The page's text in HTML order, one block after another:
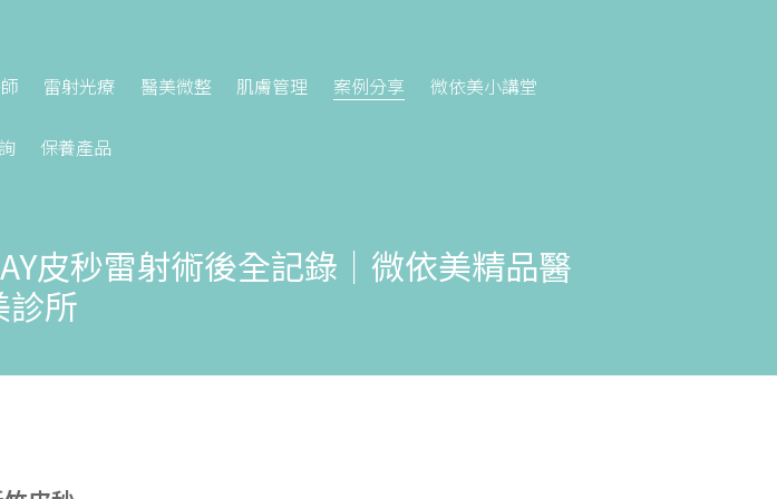
雷射光療 醫美微整 肌膚管理 案例分享 微依美小講堂
保養產品
皮秒雷射術後全記錄｜微依美精品醫
診所